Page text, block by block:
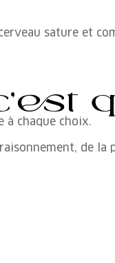
sature et
à chaque choix.
de la